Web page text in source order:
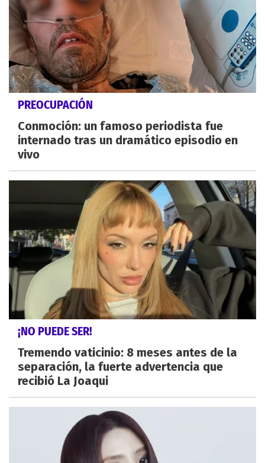
PREOCUPACIÓN
Conmoción: un famoso periodista fue
internado tras un dramático episodio en
vivo
¡NO PUEDE SER!
Tremendo vaticinio: 8 meses antes de la
separación, la fuerte advertencia que
recibió La Joaqui